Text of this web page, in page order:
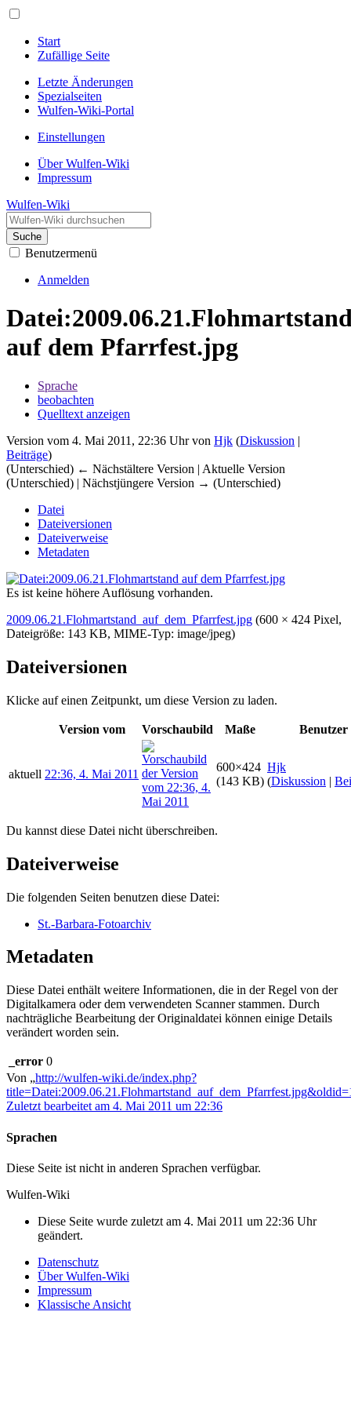
Start
Zufällige Seite
Letzte Änderungen
Spezialseiten
Wulfen-Wiki-Portal
Einstellungen
Über Wulfen-Wiki
Impressum
Wulfen-Wiki
Suche
Benutzermenü
Anmelden
Datei:
auf dem Pfarrfest.jpg
Sprache
beobachten
Quelltext anzeigen
Version vom 4. Mai 2011, 22:36 Uhr von Hjk (Diskussion |
Beiträge)
(Unterschied) ← Nächstältere Version | Aktuelle Version
(Unterschied) | Nächstjüngere Version → (Unterschied)
Datei
Dateiversionen
Dateiverweise
Metadaten
Es ist keine höhere Auflösung vorhanden.
2009.06.21.Flohmartstand_auf_dem_Pfarrfest.jpg (600 × 424 Pixel,
Dateigröße: 143 KB, MIME-Typ: image/jpeg)
Dateiversionen
Klicke auf einen Zeitpunkt, um diese Version zu laden.
Version vom Vorschaubild Maße Benutzer
aktuell 22:36, 4. Mai 2011
600×424
(143 KB)
Hjk
(Diskussion |
Du kannst diese Datei nicht überschreiben.
Dateiverweise
Die folgenden Seiten benutzen diese Datei:
St.-Barbara-Fotoarchiv
Metadaten
Diese Datei enthält weitere Informationen, die in der Regel von der
Digitalkamera oder dem verwendeten Scanner stammen. Durch
nachträgliche Bearbeitung der Originaldatei können einige Details
verändert worden sein.
_error 0
Von „http://wulfen-wiki.de/index.php?
Zuletzt bearbeitet am 4. Mai 2011 um 22:36
Sprachen
Diese Seite ist nicht in anderen Sprachen verfügbar.
Wulfen-Wiki
Diese Seite wurde zuletzt am 4. Mai 2011 um 22:36 Uhr
geändert.
Datenschutz
Über Wulfen-Wiki
Impressum
Klassische Ansicht